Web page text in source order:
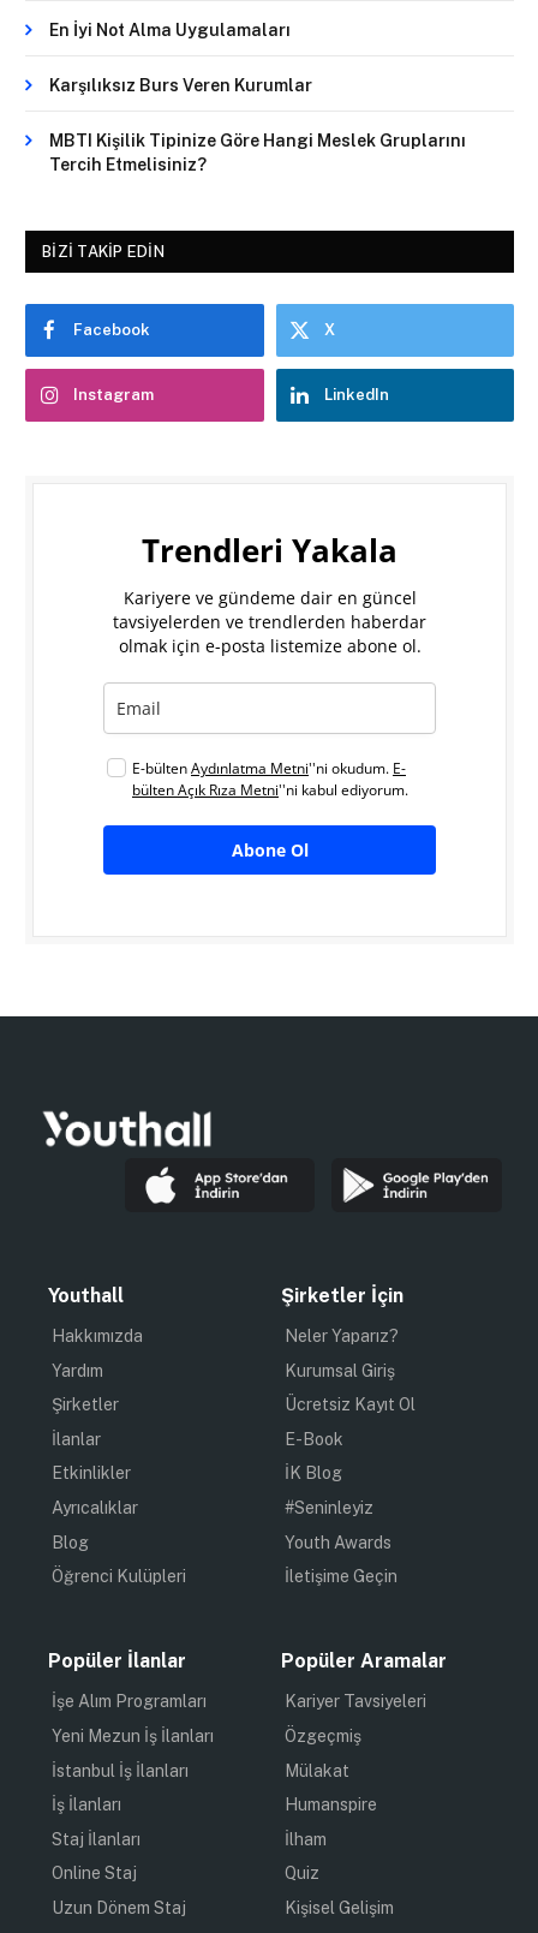
En İyi Not Alma Uygulamaları
Karşılıksız Burs Veren Kurumlar
MBTI Kişilik Tipinize Göre Hangi Meslek Gruplarını
Tercih Etmelisiniz?
BIZI TAKIP EDIN
Facebook X
Instagram LinkedIn
Trendleri Yakala
Kariyere ve gündeme dair en güncel
tavsiyelerden ve trendlerden haberdar
olmak için e-posta listemize abone ol.
E-bültenAydınlatma Metni''ni okudum. E-
bülten Açık Rıza Metni''ni kabul ediyorum.
Abone Ol
Youthall
Hakkımızda
Yardım
Şirketler
İlanlar
Etkinlikler
Ayrıcalıklar
Blog
Öğrenci Kulüpleri
Şirketler İçin
Neler Yaparız?
Kurumsal Giriş
Ücretsiz Kayıt Ol
E-Book
İK Blog
#Seninleyiz
Youth Awards
İletişime Geçin
Popüler İlanlar
İşe Alım Programları
Yeni Mezun İş İlanları
İstanbul İş İlanları
İş İlanları
Staj İlanları
Online Staj
Uzun Dönem Staj
Popüler Aramalar
Kariyer Tavsiyeleri
Özgeçmiş
Mülakat
Humanspire
İlham
Quiz
Kişisel Gelişim